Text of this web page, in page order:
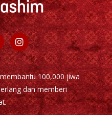
Instagram
100,000 jiwa
dan memberi